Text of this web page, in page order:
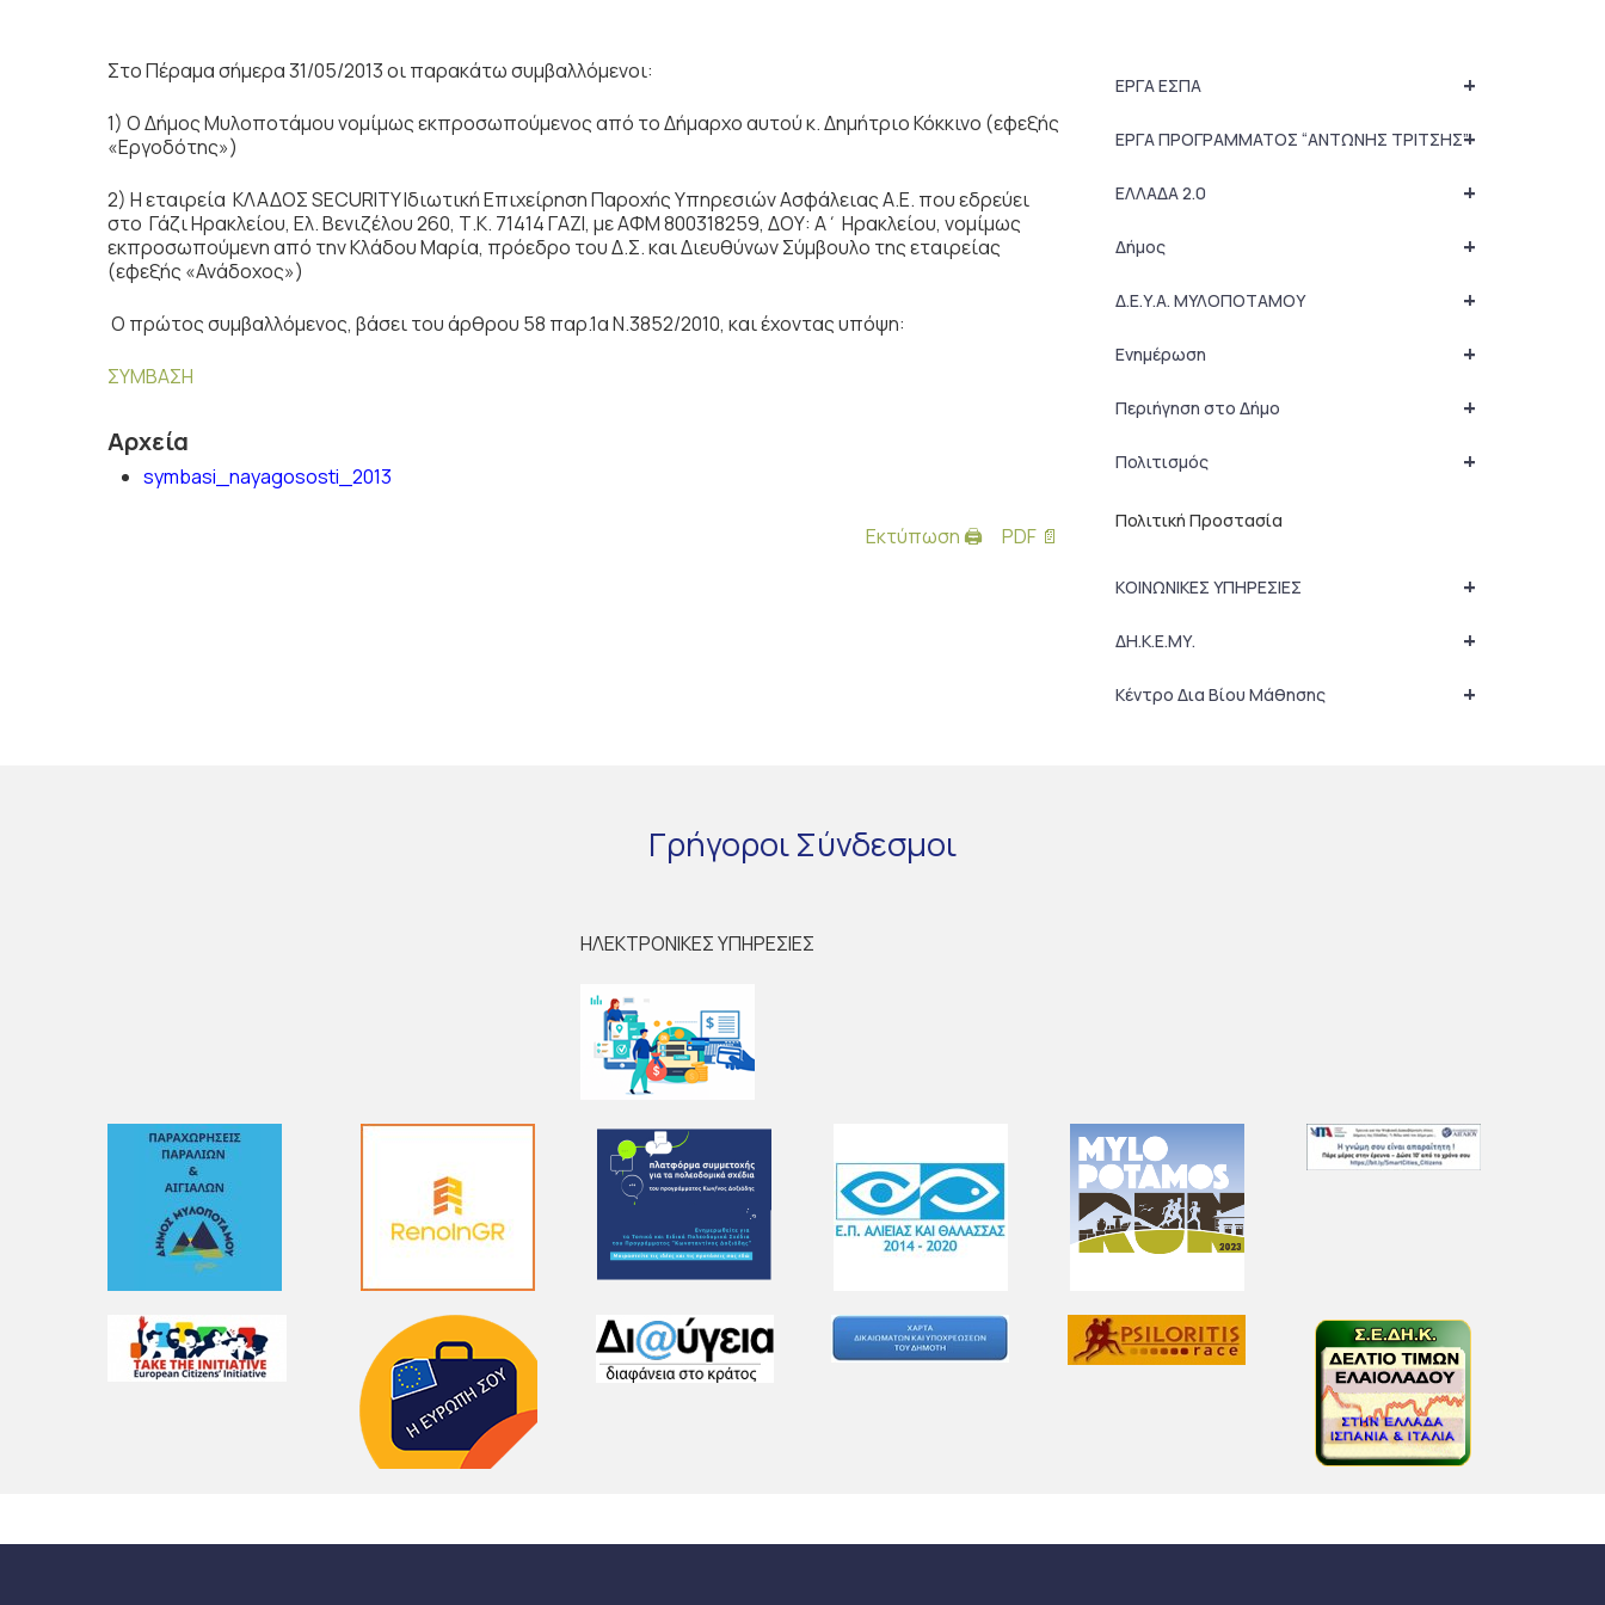
Στο Πέραμα σήμερα 31/05/2013 οι παρακάτω συμβαλλόμενοι:
1) Ο Δήμος Μυλοποτάμου νομίμως εκπροσωπούμενος από το Δήμαρχο αυτού κ. Δημήτριο Κόκκινο (εφεξής
«Εργοδότης»)
2) H εταιρεία ΚΛΑΔΟΣ SECURITY Ιδιωτική Επιχείρηση Παροχής Υπηρεσιών Ασφάλειας Α.Ε. που εδρεύει
στο Γάζι Ηρακλείου, Ελ. Βενιζέλου 260, Τ.Κ. 71414 ΓΑΖΙ, με ΑΦΜ 800318259, ΔΟΥ: Α΄ Ηρακλείου, νομίμως
εκπροσωπούμενη από την Κλάδου Μαρία, πρόεδρο του Δ.Σ. και Διευθύνων Σύμβουλο της εταιρείας
(εφεξής «Ανάδοχος»)
Ο πρώτος συμβαλλόμενος, βάσει του άρθρου 58 παρ.1α Ν.3852/2010, και έχοντας υπόψη:
ΣΥΜΒΑΣΗ
Αρχεία
symbasi_nayagososti_2013
Εκτύπωση 🖨 PDF 📄
+
ΕΡΓΑ ΕΣΠΑ
+
ΕΡΓΑ ΠΡΟΓΡΑΜΜΑΤΟΣ “ΑΝΤΩΝΗΣ ΤΡΙΤΣΗΣ”
+
ΕΛΛΑΔΑ 2.0
+
Δήμος
+
Δ.Ε.Υ.Α. ΜΥΛΟΠΟΤΑΜΟΥ
+
Ενημέρωση
+
Περιήγηση στο Δήμο
+
Πολιτισμός
Πολιτική Προστασία
+
ΚΟΙΝΩΝΙΚΕΣ ΥΠΗΡΕΣΙΕΣ
+
ΔΗ.Κ.Ε.ΜΥ.
+
Κέντρο Δια Βίου Μάθησης
ΓρήγοροιΣύνδεσμοι
ΗΛΕΚΤΡΟΝΙΚΕΣ ΥΠΗΡΕΣΙΕΣ